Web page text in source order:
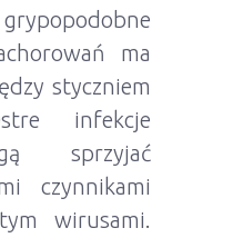
ma
styczniem
infekcje
sprzyjać
czynnikami
wirusami.